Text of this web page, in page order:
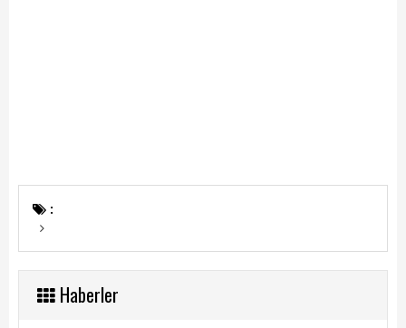
:
Haberler